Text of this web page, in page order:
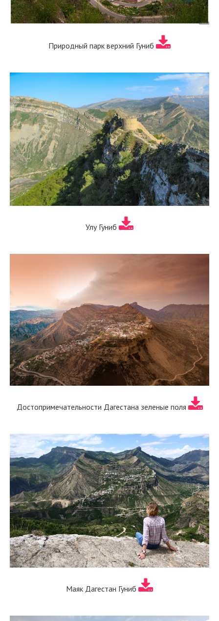
Природный парк верхний Гуниб
Улу Гуниб
Достопримечательности Дагестана зеленые поля
Маяк Дагестан Гуниб